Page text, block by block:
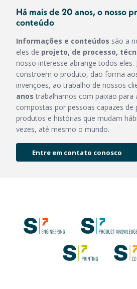
Há mais de 20 anos, o nosso
conteúdo
Informações e conteúdos são a
eles de projeto, de processo,
nosso interesse abrange todos eles.
constroem o produto, dão forma
invenções, ao trabalho de nossos
anos trabalhamos com paixão para
compostas por pessoas capazes de
produtos e histórias que mudam
vezes, até mesmo o mundo.
Entre em contato conosco